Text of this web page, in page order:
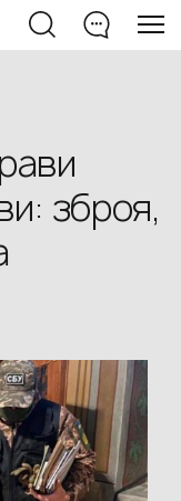
зброя,